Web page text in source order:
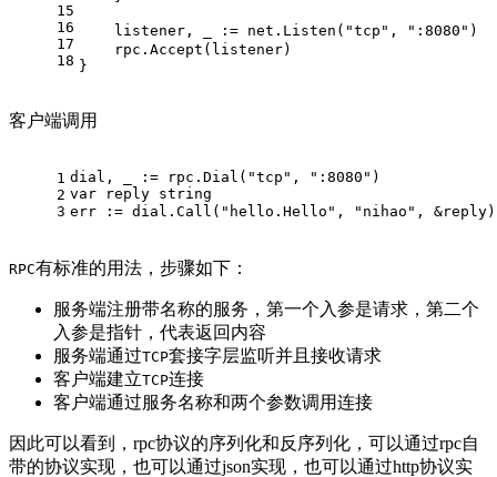
15
16
17
18
    listener, _ := net.Listen(
"tcp" , ":8080"
    rpc.Accept(listener)
}
客户端调用
1
2
3
dial, _ := rpc.Dial( "tcp" , ":8080" )
var reply string
err := dial.Call( "hello.Hello" , "nihao" ,
RPC有标准的用法，步骤如下：
服务端注册带名称的服务，第一个入参是请求，第二个
入参是指针，代表返回内容
服务端通过TCP套接字层监听并且接收请求
客户端建立TCP连接
客户端通过服务名称和两个参数调用连接
因此可以看到，rpc协议的序列化和反序列化，可以通过rpc自
带的协议实现，也可以通过json实现，也可以通过http协议实